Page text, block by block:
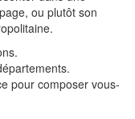
ou plutôt son
pour composer vous-